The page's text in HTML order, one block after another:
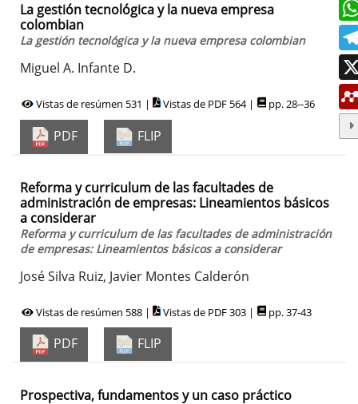
La gestión tecnológica y la nueva empresa
colombian
La gestión tecnológica y la nueva empresa colombian
Miguel A. Infante D.
Vistas de resúmen 531 | Vistas de PDF 564 | pp. 28--36
PDF FLIP
Reforma y curriculum de las facultades de
administración de empresas: Lineamientos básicos
a considerar
Reforma y curriculum de las facultades de administración
de empresas: Lineamientos básicos a considerar
José Silva Ruiz, Javier Montes Calderón
Vistas de resúmen 588 | Vistas de PDF 303 | pp. 37-43
PDF FLIP
Prospectiva, fundamentos y un caso práctico